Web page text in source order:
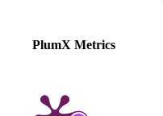
PlumX Metrics